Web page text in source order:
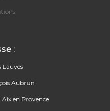
:
Lauves
Aubrun
Aix en Provence